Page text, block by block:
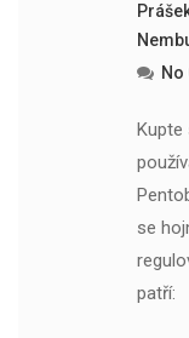
No
Kupte
se
patří: